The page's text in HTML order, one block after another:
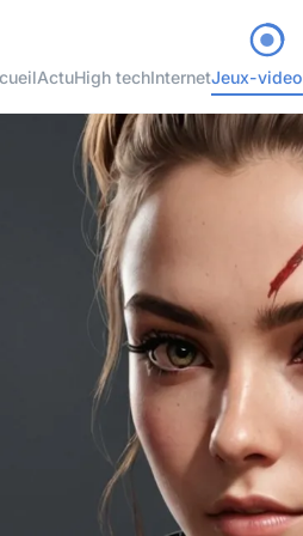
ActuHigh techInternetJeux-video